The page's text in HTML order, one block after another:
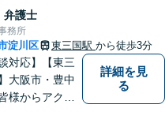
お気軽にご相
ださい。【休
弁護士
務所
淀川区 東三国駅 から徒歩3分
対応】【東三
大阪市・豊中
様からアクセ
詳細を見
る